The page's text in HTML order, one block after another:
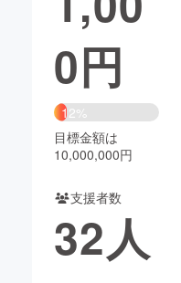
CAMPFIRE Creation
コミュニティ
0円
12%
目標金額は
10,000,000円
支援者数
32人